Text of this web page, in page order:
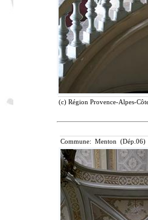
(c) Région Provence-Alpes-
Commune: Menton (Dép.06)